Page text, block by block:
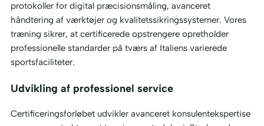
protokoller for digital præcisionsmåling, avanceret
håndtering af værktøjer og kvalitetssikringssystemer. Vores
træning sikrer, at certificerede opstrengere opretholder
professionelle standarder på tværs af Italiens varierede
sportsfaciliteter.
Udvikling af professionel service
Certificeringsforløbet udvikler avanceret konsulentekspertise